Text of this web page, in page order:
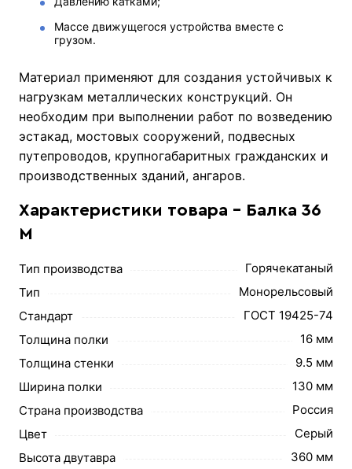
Массе движущегося устройства вместе с
грузом.
Материал применяют для создания устойчивых к
нагрузкам металлических конструкций. Он
необходим при выполнении работ по возведению
эстакад, мостовых сооружений, подвесных
путепроводов, крупногабаритных гражданских и
производственных зданий, ангаров.
Характеристики товара - Балка 36
М
Тип производства
Горячекатаный
Тип
Монорельсовый
Стандарт
ГОСТ 19425-74
Толщина полки
16 мм
Толщина стенки
9.5 мм
Ширина полки
130 мм
Страна производства
Россия
Цвет
Серый
Высота двутавра
360 мм